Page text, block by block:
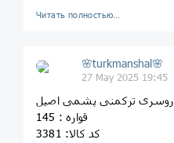
Читать полностью…
🌸turkmanshal🌸
27 May 2025 19:45
روسری ترکمنی پشمی اصیل
قواره : 145
کد کالا: 3381